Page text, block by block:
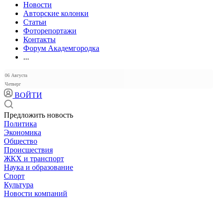
Новости
Авторские колонки
Статьи
Фоторепортажи
Контакты
Форум Академгородка
...
06 Августа
Четверг
ВОЙТИ
Предложить новость
Политика
Экономика
Общество
Происшествия
ЖКХ и транспорт
Наука и образование
Спорт
Культура
Новости компаний